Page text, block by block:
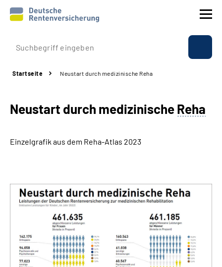
Prävention
Rente
Beratung & Kontakt
Über uns & Presse
Online-Services
Suche
Startseite Neustart durch medizinische Reha
Neustart durch medizinischeReha
Einzelgrafik aus dem Reha-Atlas 2023